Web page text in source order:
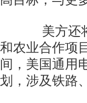
美方还将
和农业合作项
间，美国通用
划，涉及铁路